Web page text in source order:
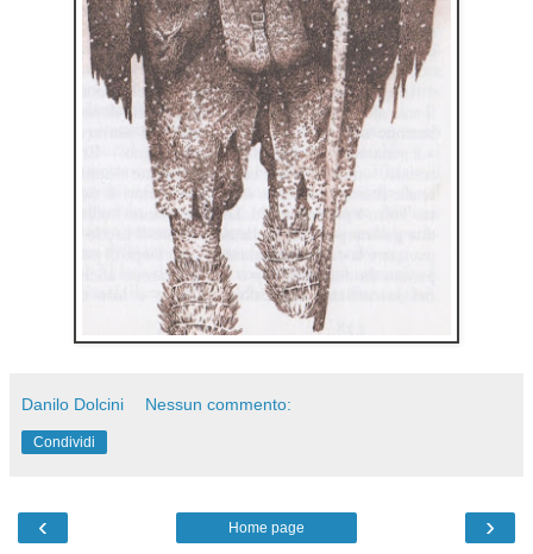
Danilo Dolcini Nessun commento:
Condividi
‹ ›
Home page